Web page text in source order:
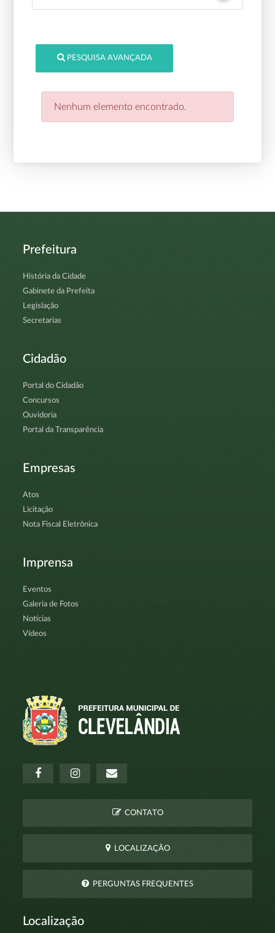
PESQUISA AVANÇADA
Nenhum elemento encontrado.
Prefeitura
História da Cidade
Gabinete da Prefeita
Legislação
Secretarias
Cidadão
Portal do Cidadão
Concursos
Ouvidoria
Portal da Transparência
Empresas
Atos
Licitação
Nota Fiscal Eletrônica
Imprensa
Eventos
Galeria de Fotos
Notícias
Vídeos
CONTATO
LOCALIZAÇÃO
PERGUNTAS FREQUENTES
Localização